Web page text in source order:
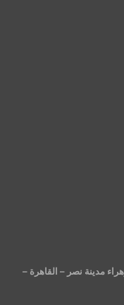
الاولي – زهراء مدينة نصر – القاهرة –